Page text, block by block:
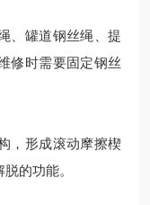
、罐道钢丝绳、提
修时需要固定钢丝
，形成滚动摩擦楔
的功能。